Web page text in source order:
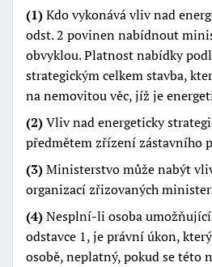
(1)Kdo vykonává vliv nad
odst. 2 povinen nabídnout
obvyklou. Platnost nabídky
strategickým celkem stavba,
na nemovitou věc, jíž je
(2)Vliv nad energeticky
předmětem zřízení zástavního
(3)Ministerstvo může nabýt
organizací zřizovaných
(4)Nesplní-li osoba
odstavce 1, je právní úkon,
osobě, neplatný, pokud se této